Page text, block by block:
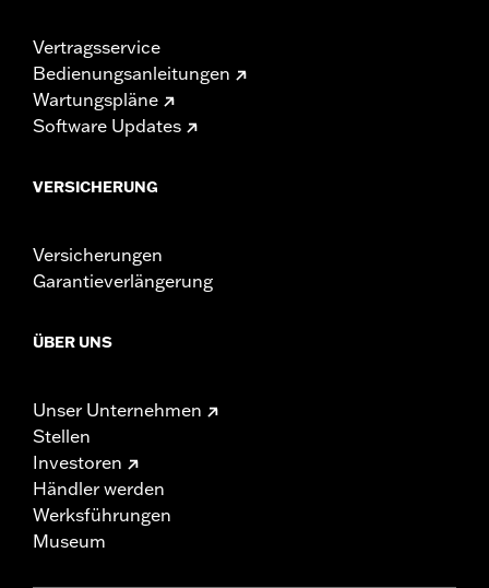
Vertragsservice
Bedienungsanleitungen
Wartungspläne
Software Updates
VERSICHERUNG
Versicherungen
Garantieverlängerung
ÜBER UNS
Unser Unternehmen
Stellen
Investoren
Händler werden
Werksführungen
Museum